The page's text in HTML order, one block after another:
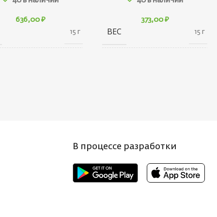
636,00 ₽
15 г
BRS
373,00 ₽
ВЕС 15 г
ЦВЕТ БЛЕСНЫ S
В процессе разработки